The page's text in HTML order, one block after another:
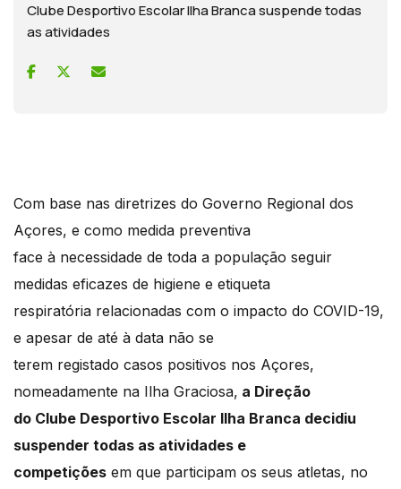
Clube Desportivo Escolar Ilha Branca suspende todas
as atividades
Com base nas diretrizes do Governo Regional dos
Açores, e como medida preventiva
face à necessidade de toda a população seguir
medidas eficazes de higiene e etiqueta
respiratória relacionadas com o impacto do COVID-19,
e apesar de até à data não se
terem registado casos positivos nos Açores,
nomeadamente na Ilha Graciosa, a Direção
do Clube Desportivo Escolar Ilha Branca decidiu
suspender todas as atividades e
competições em que participam os seus atletas, no